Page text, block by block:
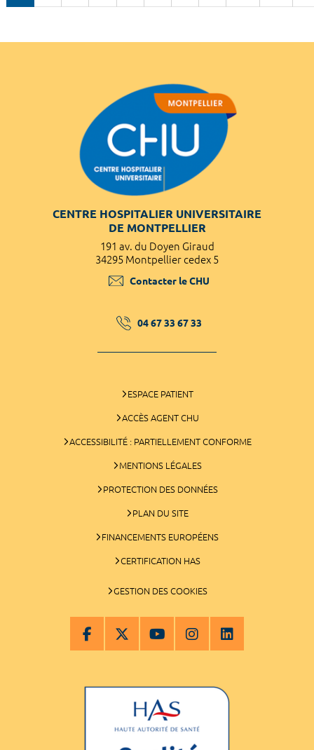
CENTRE HOSPITALIER UNIVERSITAIRE
DE MONTPELLIER
191 av. du Doyen Giraud
34295 Montpellier cedex 5
Contacter le CHU
04 67 33 67 33
ESPACE PATIENT
ACCÈS AGENT CHU
ACCESSIBILITÉ : PARTIELLEMENT CONFORME
MENTIONS LÉGALES
PROTECTION DES DONNÉES
PLAN DU SITE
FINANCEMENTS EUROPÉENS
CERTIFICATION HAS
GESTION DES COOKIES